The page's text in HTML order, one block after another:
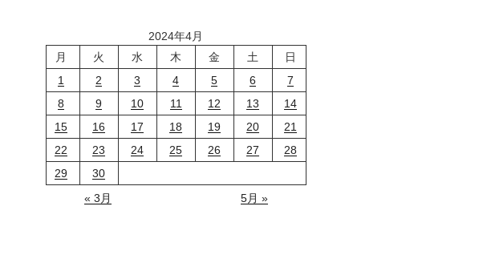
2024年4月
月
火 水 木 金 土
日
1
2 3 4 5 6
7
8
9 10 11 12 13
14
15
16 17 18 19 20
21
22
23 24 25 26 27
28
29
30
« 3月
5月 »